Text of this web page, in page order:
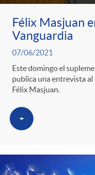
Félix Masjuan
Vanguardia
07/06/2021
Este domingo el
publica una entrevista al
Félix Masjuan.
+